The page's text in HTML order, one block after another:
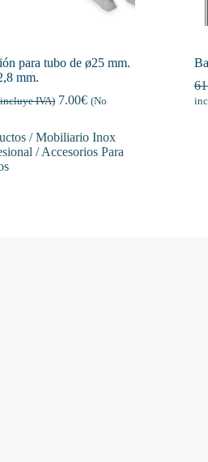
para tubo de ø25 mm.
mm.
IVA) 7.00€ (No
/ Mobiliario Inox
/ Accesorios Para